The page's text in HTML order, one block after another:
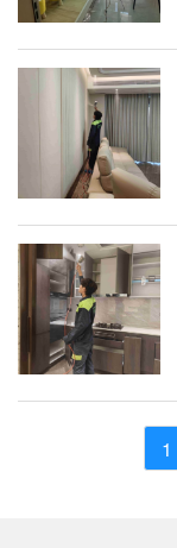
1